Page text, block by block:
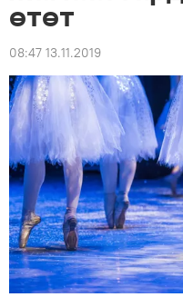
өтөт
08:47 13.11.2019